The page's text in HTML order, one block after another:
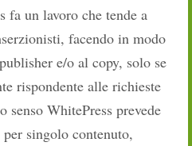
fa un lavoro che tende a
facendo in modo
e/o al copy, solo se
rispondente alle richieste
senso WhitePress prevede
singolo contenuto,